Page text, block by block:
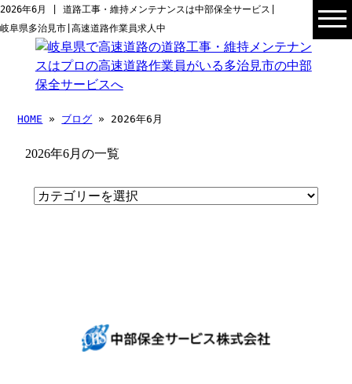
2026年6月 | 道路工事・維持メンテナンスは中部保全サービス|
岐阜県多治見市|高速道路作業員求人中
HOME » ブログ » 2026年6月
2026年6月の一覧